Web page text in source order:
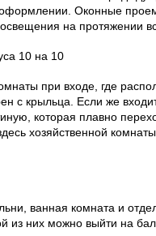
Оконные
на протяжении
при входе, где
с крыльца. Если же
которая плавно
хозяйственной
ванная комната и
из них можно выйти на